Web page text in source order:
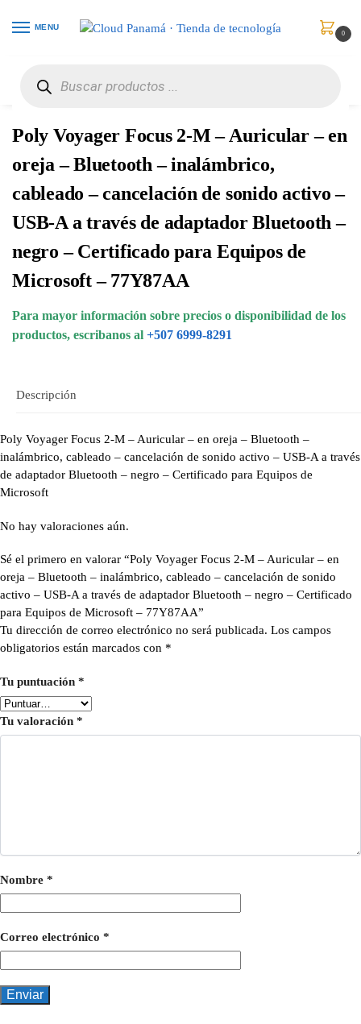
MENU
0
Poly Voyager Focus 2-M – Auricular – en
oreja – Bluetooth – inalámbrico,
cableado – cancelación de sonido activo –
USB-A a través de adaptador Bluetooth –
negro – Certificado para Equipos de
Microsoft – 77Y87AA
Para mayor información sobre precios o disponibilidad de los
productos, escribanos al +507 6999-8291
Descripción
Poly Voyager Focus 2-M – Auricular – en oreja – Bluetooth –
inalámbrico, cableado – cancelación de sonido activo – USB-A a través
de adaptador Bluetooth – negro – Certificado para Equipos de
Microsoft
No hay valoraciones aún.
Sé el primero en valorar “Poly Voyager Focus 2-M – Auricular – en
oreja – Bluetooth – inalámbrico, cableado – cancelación de sonido
activo – USB-A a través de adaptador Bluetooth – negro – Certificado
para Equipos de Microsoft – 77Y87AA”
Tu dirección de correo electrónico no será publicada. Los campos
obligatorios están marcados con *
Tu puntuación *
Tu valoración *
Nombre *
Correo electrónico *